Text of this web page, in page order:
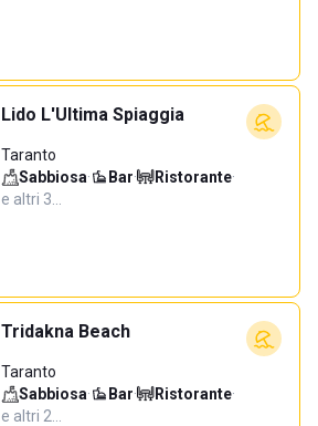
Lido L'Ultima Spiaggia
Taranto
Sabbiosa· Bar· Ristorante·
e altri 3…
Tridakna Beach
Taranto
Sabbiosa· Bar· Ristorante·
e altri 2…